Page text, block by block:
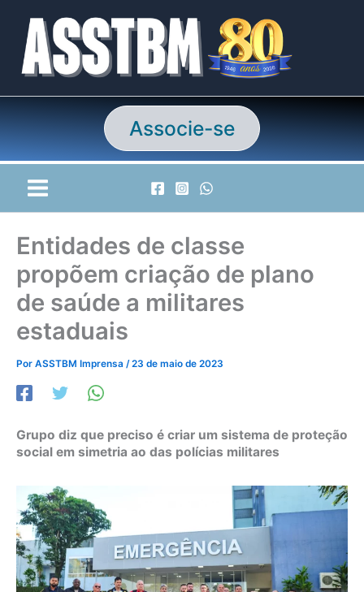
conteúdo
Associe-se
Entidades de classe
propõem criação de plano
de saúde a militares
estaduais
Por ASSTBM Imprensa /23 de maio de 2023
Grupo diz que preciso é criar um sistema de proteção
social em simetria ao das polícias militares